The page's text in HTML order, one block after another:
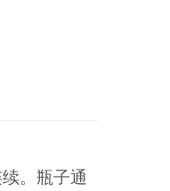
。瓶子通